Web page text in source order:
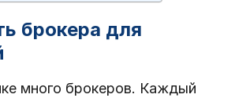
брокера для
много брокеров. Каждый